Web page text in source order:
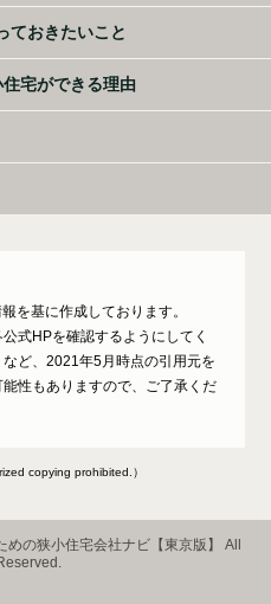
ておきたいこと
住宅ができる理由
を基に作成しております。
式HPを確認するようにしてく
ど、2021年5月時点の引用元を
性もありますので、ご了承くだ
copying prohibited.）
めの狭小住宅会社ナビ【東京版】
All